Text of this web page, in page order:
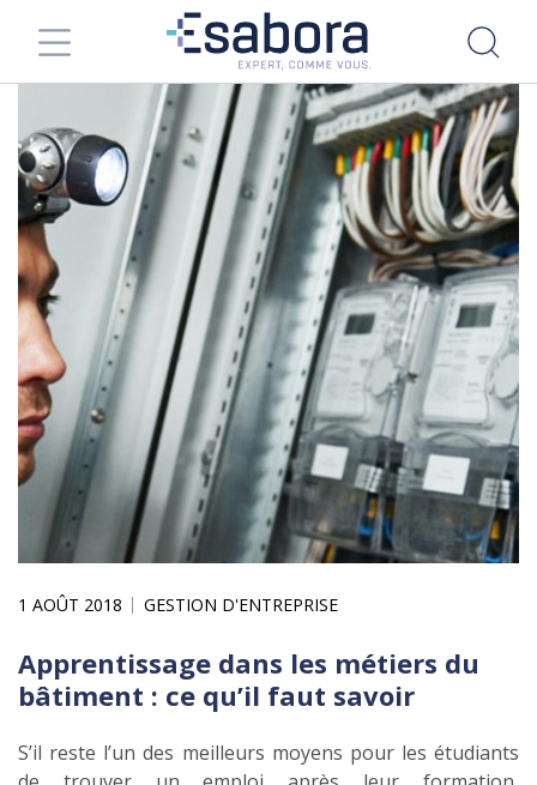
1 AOÛT 2018 GESTION D'ENTREPRISE
Apprentissage dans les métiers du
bâtiment : ce qu’il faut savoir
S’il reste l’un des meilleurs moyens pour les étudiants